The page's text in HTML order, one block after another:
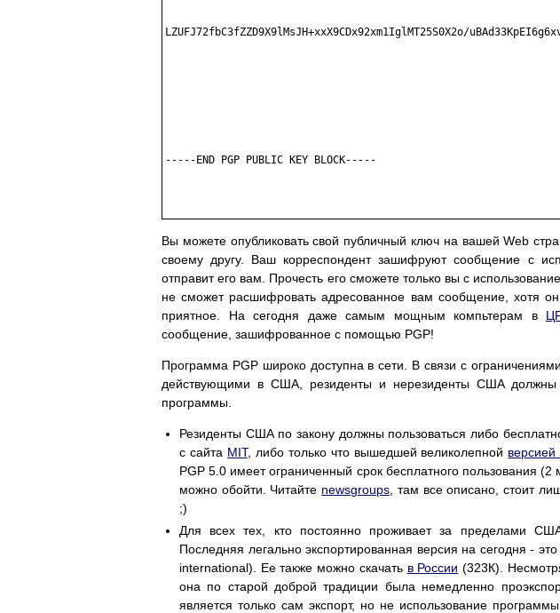
LZUFJ72fbC3fZZD9X9lMsJH+xxX9CDx92xm1IglMT25S0X2o/
-----END PGP PUBLIC KEY BLOCK-----
Вы можете опубликовать свой публичный ключ на вашей Web
своему другу. Ваш корреспондент зашифруют сообщение с
отправит его вам. Прочесть его сможете только вы с
не сможет расшифровать адресованное вам сообщение, хотя
приятное. На сегодня даже самым мощным компьтерам в
сообщение, зашифрованное с помощью PGP!
Программа PGP широко доступна в сети. В связи с
действующими в США, резиденты и нерезиденты США должны
программы.
Резиденты США по закону должны пользоваться либо
с сайта MIT, либо только что вышедшей великолепной версией
PGP 5.0 имеет ограниченный срок бесплатного пользования
можно обойти. Читайте newsgroups , там все описано, стоит
;)
Для всех тех, кто постоянно проживает за пределами
Последняя легально экспортированная версия на сегодня -
international). Ее также можно скачать в России (323К).
она по старой доброй традиции была немедленно
является только сам экспорт, но не использование